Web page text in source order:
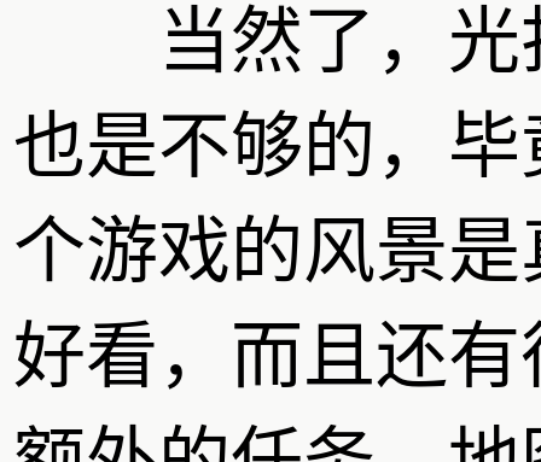
当然了，光
也是不够的，毕
个游戏的风景是
好看，而且还有